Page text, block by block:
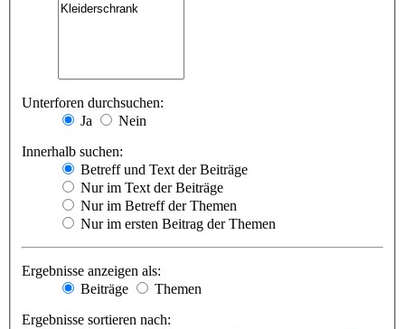
Unterforen durchsuchen:
Ja
Nein
Innerhalb suchen:
Betreff und Text der Beiträge
Nur im Text der Beiträge
Nur im Betreff der Themen
Nur im ersten Beitrag der Themen
Ergebnisse anzeigen als:
Beiträge
Themen
Ergebnisse sortieren nach: